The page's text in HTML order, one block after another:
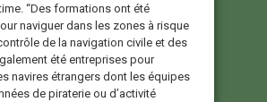
“Des formations ont été
naviguer dans les zones à risque
de la navigation civile et des
été entreprises pour
navires étrangers dont les équipes
de piraterie ou d’activité